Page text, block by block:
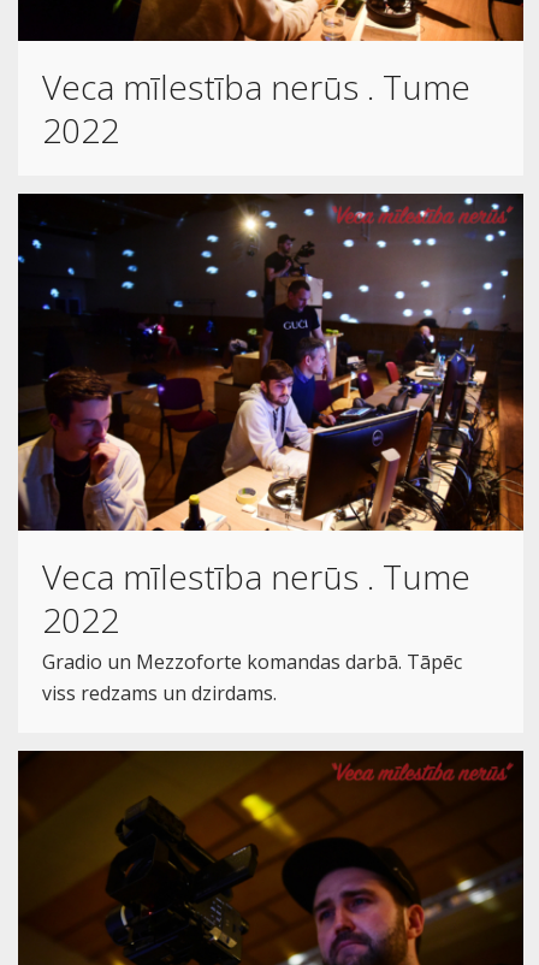
Veca mīlestība nerūs . Tume
2022
Veca mīlestība nerūs . Tume
2022
Gradio un Mezzoforte komandas darbā. Tāpēc
viss redzams un dzirdams.